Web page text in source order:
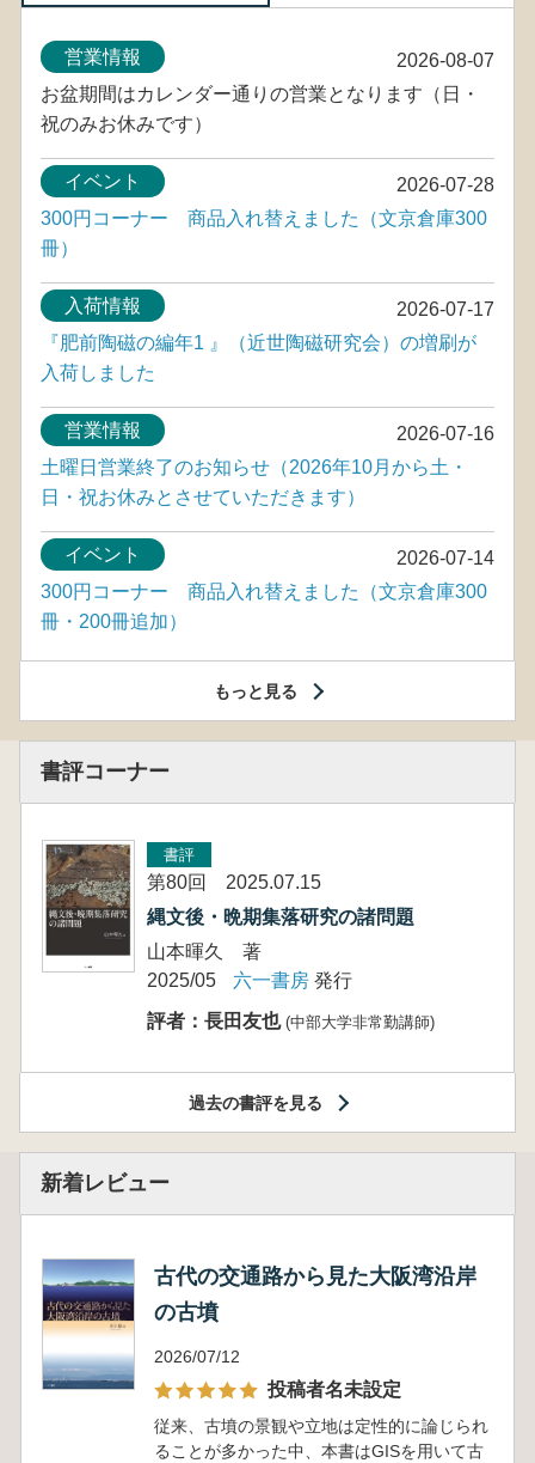
2026-08-07
営業情報
お盆期間はカレンダー通りの営業となります（日・
祝のみお休みです）
2026-07-28
イベント
300円コーナー 商品入れ替えました（文京倉庫300
冊）
2026-07-17
入荷情報
『肥前陶磁の編年1 』（近世陶磁研究会）の増刷が
入荷しました
2026-07-16
営業情報
土曜日営業終了のお知らせ（2026年10月から土・
日・祝お休みとさせていただきます）
2026-07-14
イベント
300円コーナー 商品入れ替えました（文京倉庫300
冊・200冊追加）
もっと見る
書評コーナー
書評
第80回 2025.07.15
縄文後・晩期集落研究の諸問題
山本暉久 著
2025/05
六一書房 発行
評者：長田友也 (中部大学非常勤講師)
過去の書評を見る
新着レビュー
古代の交通路から見た大阪湾沿岸
の古墳
2026/07/12
投稿者名未設定
従来、古墳の景観や立地は定性的に論じられ
ることが多かった中、本書はGISを用いて古